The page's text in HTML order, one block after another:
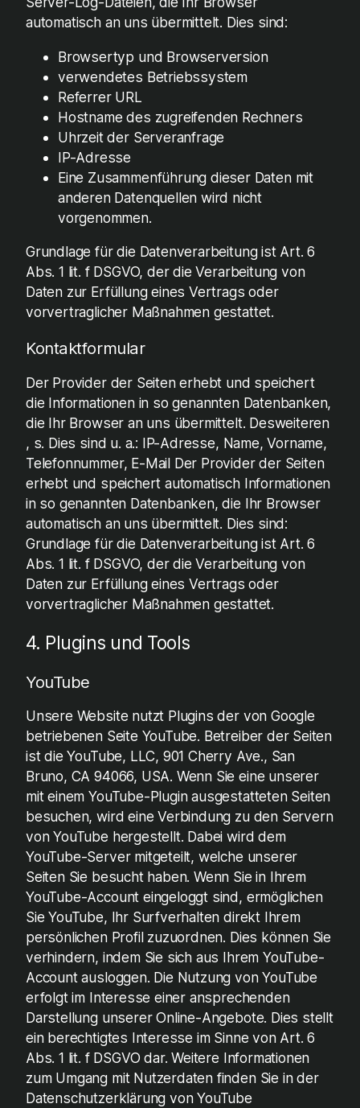
automatisch an uns übermittelt. Dies sind:
Browsertyp und Browserversion
verwendetes Betriebssystem
Referrer URL
Hostname des zugreifenden Rechners
Uhrzeit der Serveranfrage
IP-Adresse
Eine Zusammenführung dieser Daten mit
anderen Datenquellen wird nicht
vorgenommen.
Grundlage für die Datenverarbeitung ist Art. 6
Abs. 1 lit. f DSGVO, der die Verarbeitung von
Daten zur Erfüllung eines Vertrags oder
vorvertraglicher Maßnahmen gestattet.
Kontaktformular
Der Provider der Seiten erhebt und speichert
die Informationen in so genannten Datenbanken,
die Ihr Browser an uns übermittelt. Desweiteren
, s. Dies sind u. a.: IP-Adresse, Name, Vorname,
Telefonnummer, E-Mail Der Provider der Seiten
erhebt und speichert automatisch Informationen
in so genannten Datenbanken, die Ihr Browser
automatisch an uns übermittelt. Dies sind:
Grundlage für die Datenverarbeitung ist Art. 6
Abs. 1 lit. f DSGVO, der die Verarbeitung von
Daten zur Erfüllung eines Vertrags oder
vorvertraglicher Maßnahmen gestattet.
4. Plugins und Tools
YouTube
Unsere Website nutzt Plugins der von Google
betriebenen Seite YouTube. Betreiber der Seiten
ist die YouTube, LLC, 901 Cherry Ave., San
Bruno, CA 94066, USA. Wenn Sie eine unserer
mit einem YouTube-Plugin ausgestatteten Seiten
besuchen, wird eine Verbindung zu den Servern
von YouTube hergestellt. Dabei wird dem
YouTube-Server mitgeteilt, welche unserer
Seiten Sie besucht haben. Wenn Sie in Ihrem
YouTube-Account eingeloggt sind, ermöglichen
Sie YouTube, Ihr Surfverhalten direkt Ihrem
persönlichen Profil zuzuordnen. Dies können Sie
verhindern, indem Sie sich aus Ihrem YouTube-
Account ausloggen. Die Nutzung von YouTube
erfolgt im Interesse einer ansprechenden
Darstellung unserer Online-Angebote. Dies stellt
ein berechtigtes Interesse im Sinne von Art. 6
Abs. 1 lit. f DSGVO dar. Weitere Informationen
zum Umgang mit Nutzerdaten finden Sie in der
Datenschutzerklärung von YouTube